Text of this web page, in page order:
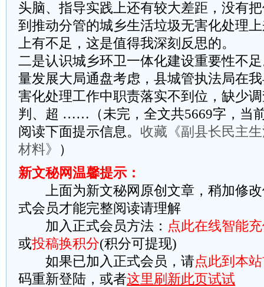
头脑、指导实践上还有较大差距，没有
到推动分管的城乡生活垃圾无害化处理
上有不足，这是值得我深刻反思的。
二是认识城乡环卫一体化建设重要性不
量发展大局通盘考虑，县城管执法局在
害化处理工作中职责落实不到位，缺少
判、超 ……（未完，全文共5669字，当
阅读下面提示信息。 收藏《副县长民主
材料》
）
新文秘网温馨提示：
上面为新文秘网原创文章，稍加修改
式会员才能完整阅读请理解
加入正式会员方法： 点此在线智能
或投稿换积分(积分可提现)
如果已加入正式会员，请点此到本
码重新登陆，或者这里刷新此页试试